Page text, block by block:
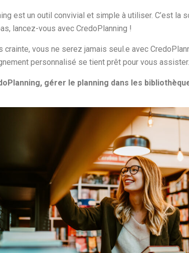
est un outil convivial et simple à utiliser. C’est la
lancez-vous avec CredoPlanning !
crainte, vous ne serez jamais seul.e avec
personnalisé se tient prêt pour vous
gérer le planning dans les